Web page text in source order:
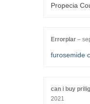
Propecia
Errorplar –
furosemide
can i buy
2021